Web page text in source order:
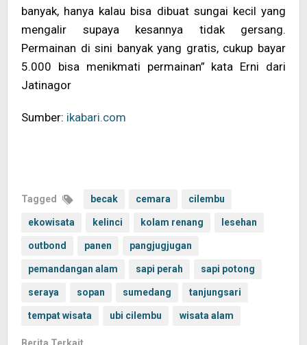
banyak, hanya kalau bisa dibuat sungai kecil yang
mengalir supaya kesannya tidak gersang.
Permainan di sini banyak yang gratis, cukup bayar
5.000 bisa menikmati permainan” kata Erni dari
Jatinagor
Sumber: ikabari.com
Tagged becak cemara cilembu
ekowisata kelinci kolam renang lesehan
outbond panen pangjugjugan
pemandangan alam sapi perah sapi potong
seraya sopan sumedang tanjungsari
tempat wisata ubi cilembu wisata alam